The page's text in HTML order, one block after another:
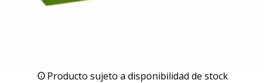
Producto sujeto a disponibilidad de stock